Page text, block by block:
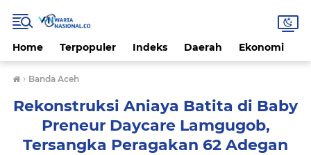
Home Terpopuler Indeks Daerah Ekonomi
› Banda Aceh
Rekonstruksi Aniaya Batita di Baby
Preneur Daycare Lamgugob,
Tersangka Peragakan 62 Adegan